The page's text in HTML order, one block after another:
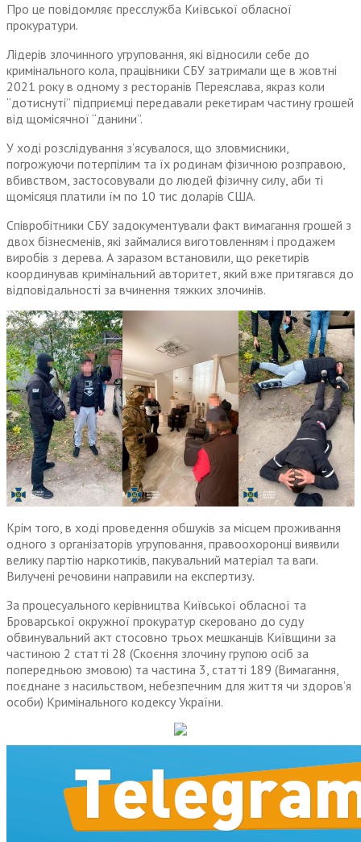
Про це повідомляє пресслужба Київської обласної
прокуратури.
Лідерів злочинного угруповання, які відносили себе до
кримінального кола, працівники СБУ затримали ще в жовтні
2021 року в одному з ресторанів Переяслава, якраз коли
“дотиснуті” підприємці передавали рекетирам частину грошей
від щомісячної “данини”.
У ході розслідування з’ясувалося, що зловмисники,
погрожуючи потерпілим та їх родинам фізичною розправою,
вбивством, застосовували до людей фізичну силу, аби ті
щомісяця платили їм по 10 тис доларів США.
Співробітники СБУ задокументували факт вимагання грошей з
двох бізнесменів, які займалися виготовленням і продажем
виробів з дерева. А заразом встановили, що рекетирів
координував кримінальний авторитет, який вже притягався до
відповідальності за вчинення тяжких злочинів.
Крім того, в ході проведення обшуків за місцем проживання
одного з організаторів угруповання, правоохоронці виявили
велику партію наркотиків, пакувальний матеріал та ваги.
Вилучені речовини направили на експертизу.
За процесуального керівництва Київської обласної та
Броварської окружної прокуратур скеровано до суду
обвинувальний акт стосовно трьох мешканців Київщини за
частиною 2 статті 28 (Скоєння злочину групою осіб за
попередньою змовою) та частина 3, статті 189 (Вимагання,
поєднане з насильством, небезпечним для життя чи здоров’я
особи) Кримінального кодексу України.